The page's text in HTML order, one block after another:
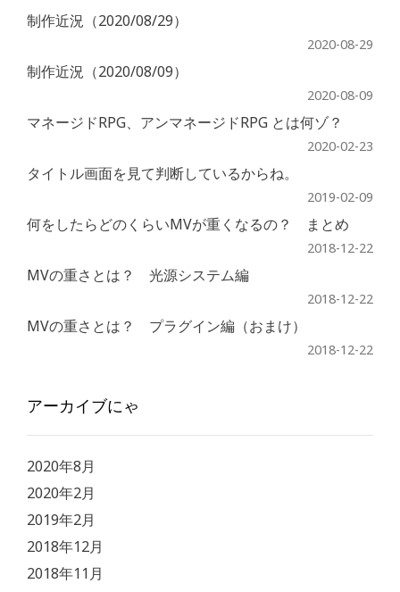
を
に
っ
制作近況（2020/08/29）
2020-08-29
制作近況（2020/08/09）
2020-08-09
マネージドRPG、アンマネージドRPG とは何ゾ？
2020-02-23
タイトル画面を見て判断しているからね。
2019-02-09
何をしたらどのくらいMVが重くなるの？ まとめ
2018-12-22
MVの重さとは？ 光源システム編
2018-12-22
MVの重さとは？ プラグイン編（おまけ）
2018-12-22
アーカイブにゃ
2020年8月
2020年2月
2019年2月
2018年12月
2018年11月